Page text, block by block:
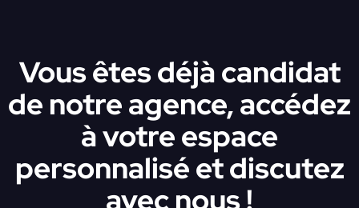
Vous êtes déjà candidat
de notre agence, accédez
à votre espace
personnalisé et discutez
avec nous !